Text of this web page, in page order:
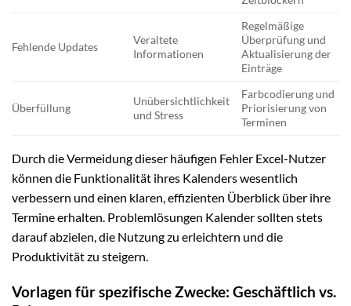
Fehlende Updates
Veraltete
Informationen
Regelmäßige
Überprüfung und
Aktualisierung der
Einträge
Überfüllung
Unübersichtlichkeit
und Stress
Farbcodierung und
Priorisierung von
Terminen
Durch die Vermeidung dieser häufigen Fehler Excel-Nutzer
können die Funktionalität ihres Kalenders wesentlich
verbessern und einen klaren, effizienten Überblick über ihre
Termine erhalten. Problemlösungen Kalender sollten stets
darauf abzielen, die Nutzung zu erleichtern und die
Produktivität zu steigern.
Vorlagen für spezifische Zwecke: Geschäftlich vs.